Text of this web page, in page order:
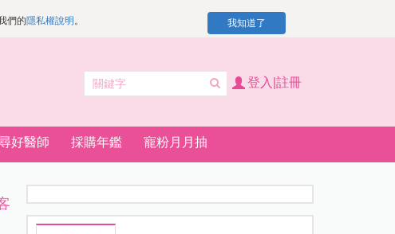
們的隱私權說明 。 我知道了
登入|註冊
好醫師 採購年鑑 寵粉月月抽